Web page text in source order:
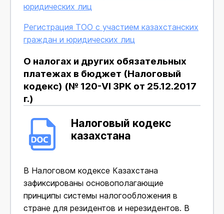
юридических лиц
Регистрация ТОО с участием казахстанских
граждан и юридических лиц
О налогах и других обязательных
платежах в бюджет (Налоговый
кодекс) (№ 120-VI ЗРК от 25.12.2017
г.)
Налоговый кодекс
казахстана
В Налоговом кодексе Казахстана
зафиксированы основополагающие
принципы системы налогообложения в
стране для резидентов и нерезидентов. В